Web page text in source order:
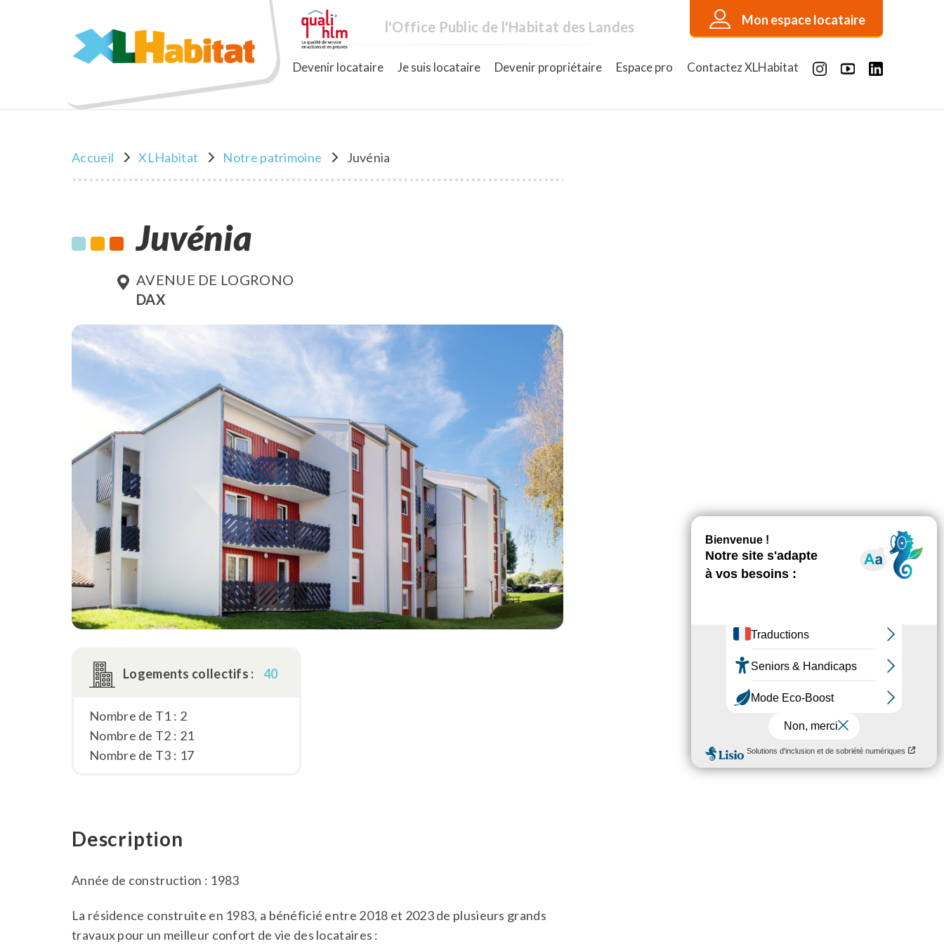
l'Office Public de l'Habitat des Landes Mon espace locataire
XLHabitat Devenir locataire Je suis locataire Devenir propriétaire Espace pro Contactez XLHabitat
Accueil XLHabitat Notre patrimoine Juvénia
Juvénia
AVENUE DE LOGRONO
DAX
Logements collectifs : 40
Nombre de T1 : 2
Nombre de T2 : 21
Nombre de T3 : 17
Description
Année de construction : 1983
La résidence construite en 1983, a bénéficié entre 2018 et 2023 de plusieurs grands
travaux pour un meilleur confort de vie des locataires :